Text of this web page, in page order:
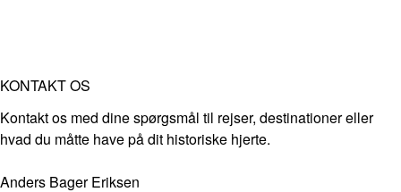
KONTAKT OS
Kontakt os med dine spørgsmål til rejser, destinationer eller
hvad du måtte have på dit historiske hjerte.
Anders Bager Eriksen